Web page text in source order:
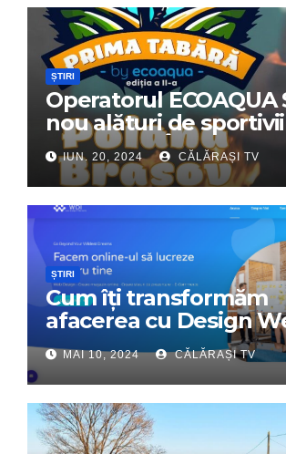
ȘTIRI
Operatorul ECOAQUA
nou alături de sportivii
călărășeni. Începe
Tabără”!
IUN. 20, 2024 CĂLĂRAȘI TV
ȘTIRI
Cum îți transformăm
afacerea cu Design
Interactiv –
digital de încredere
MAI 10, 2024 CĂLĂRAȘI TV